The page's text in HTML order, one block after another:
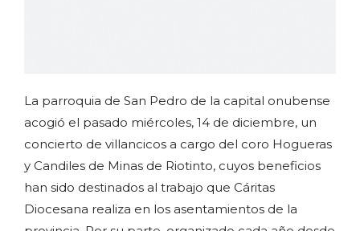
La parroquia de San Pedro de la capital onubense
acogió el pasado miércoles, 14 de diciembre, un
concierto de villancicos a cargo del coro Hogueras
y Candiles de Minas de Riotinto, cuyos beneficios
han sido destinados al trabajo que Cáritas
Diocesana realiza en los asentamientos de la